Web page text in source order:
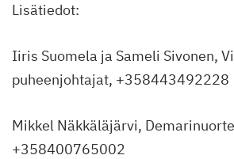
Lisätiedot:
Iiris Suomela ja Sameli Sivonen,
puheenjohtajat, +358443492228
Mikkel Näkkäläjärvi,
+358400765002